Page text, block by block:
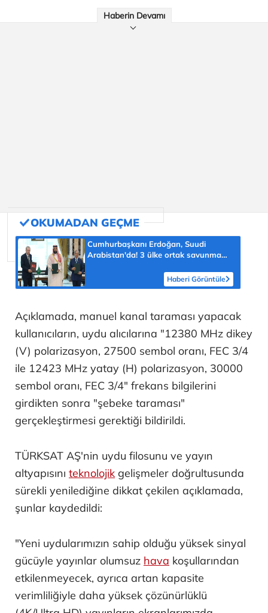
Haberin Devamı
Cumhurbaşkanı Erdoğan, Suudi
Arabistan'da! 3 ülke ortak savunma
Haberi Görüntüle
Açıklamada, manuel kanal taraması yapacak
kullanıcıların, uydu alıcılarına "12380 MHz dikey
(V) polarizasyon, 27500 sembol oranı, FEC 3/4
ile 12423 MHz yatay (H) polarizasyon, 30000
sembol oranı, FEC 3/4" frekans bilgilerini
girdikten sonra "şebeke taraması"
gerçekleştirmesi gerektiği bildirildi.
TÜRKSAT AŞ'nin uydu filosunu ve yayın
altyapısını teknolojik gelişmeler doğrultusunda
sürekli yenilediğine dikkat çekilen açıklamada,
şunlar kaydedildi:
"Yeni uydularımızın sahip olduğu yüksek sinyal
gücüyle yayınlar olumsuz hava koşullarından
etkilenmeyecek, ayrıca artan kapasite
verimliliğiyle daha yüksek çözünürlüklü